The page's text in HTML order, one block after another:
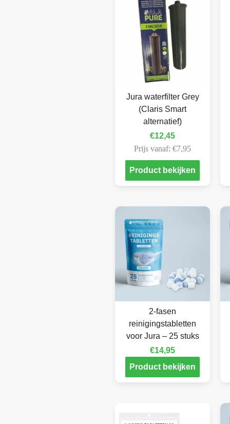
Jura waterfilter Grey
(Claris Smart
alternatief)
€12,45
Prijs vanaf: €7,95
Product bekijken
2-fasen
reinigingstabletten
voor Jura – 25 stuks
€14,95
Product bekijken